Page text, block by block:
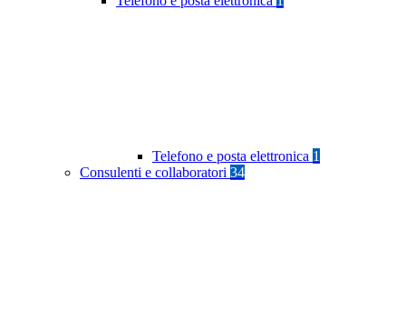
Telefono e posta elettronica 1
Consulenti e collaboratori 34